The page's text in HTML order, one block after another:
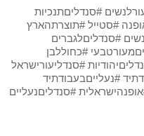
#סנדליםתנכיות
#סטייל #תוצרתהארץ
#סנדליםלגברים
#כחוללבן
#סנדליעורישראל
#נעלייםבעבודתיד
#סנדליםנעליים